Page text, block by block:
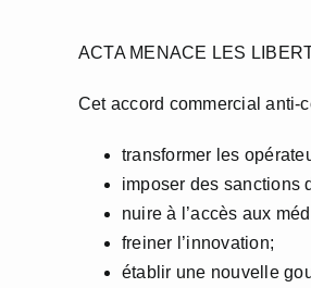
ACTA MENACE LES
Cet accord commercial anti-
transformer les
imposer des sanctions
nuire à l’accès aux
freiner l’innovation;
établir une nouvelle